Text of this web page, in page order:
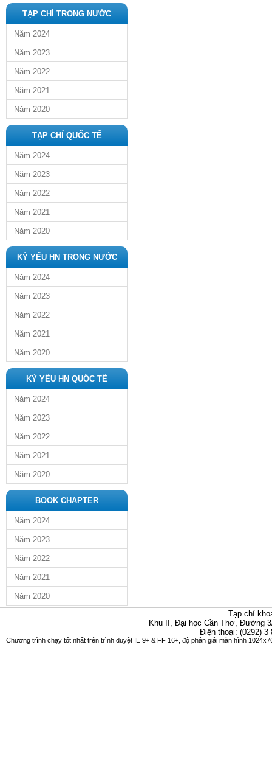
TẠP CHÍ TRONG NƯỚC
Năm 2024
Năm 2023
Năm 2022
Năm 2021
Năm 2020
TẠP CHÍ QUỐC TẾ
Năm 2024
Năm 2023
Năm 2022
Năm 2021
Năm 2020
KỶ YẾU HN TRONG NƯỚC
Năm 2024
Năm 2023
Năm 2022
Năm 2021
Năm 2020
KỶ YẾU HN QUỐC TẾ
Năm 2024
Năm 2023
Năm 2022
Năm 2021
Năm 2020
BOOK CHAPTER
Năm 2024
Năm 2023
Năm 2022
Năm 2021
Năm 2020
Tạp chí
Khu II, Đại học Cần Thơ, Đường
Điện thoại: (0292)
Chương trình chạy tốt nhất trên trình duyệt IE 9+ & FF 16+, độ phân giải màn hình